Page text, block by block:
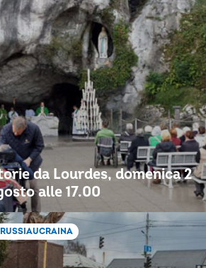
da Lourdes, domenica 2
alle 17.00